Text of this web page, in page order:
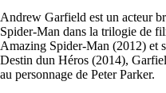
Andrew Garfield est un acteur
Spider-Man dans la trilogie de
Amazing Spider-Man (2012) et
Destin dun Héros (2014),
au personnage de Peter Parker.